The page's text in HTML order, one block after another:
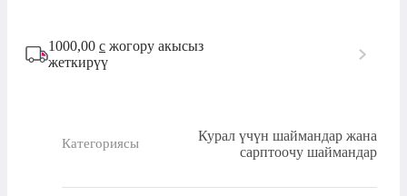
1000,00 с жогору акысыз
жеткирүү
Категориясы
Курал үчүн шаймандар жана
сарптоочу шаймандар